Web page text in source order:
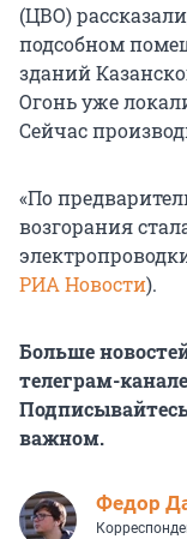
(ЦВО)
подсобном
зданий
Огонь уже
Сейчас
«По
возгорания
РИА Новости).
Больше
телеграм-канале
важном.
Федор